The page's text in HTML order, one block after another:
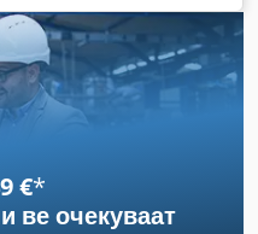
€*
ве очекуваат